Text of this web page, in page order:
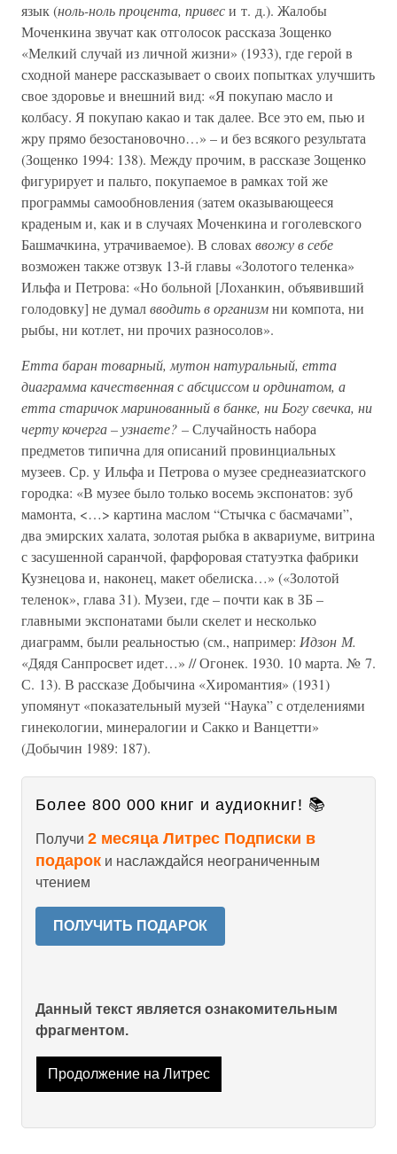
язык (ноль-ноль процента, привеси т. д.). Жалобы
Моченкина звучат как отголосок рассказа Зощенко
«Мелкий случай из личной жизни» (1933), где герой в
сходной манере рассказывает о своих попытках улучшить
свое здоровье и внешний вид: «Я покупаю масло и
колбасу. Я покупаю какао и так далее. Все это ем, пью и
жру прямо безостановочно…» – и без всякого результата
(Зощенко 1994: 138). Между прочим, в рассказе Зощенко
фигурирует и пальто, покупаемое в рамках той же
программы самообновления (затем оказывающееся
краденым и, как и в случаях Моченкина и гоголевского
Башмачкина, утрачиваемое). В словахввожу в себе
возможен также отзвук 13-й главы «Золотого теленка»
Ильфа и Петрова: «Но больной [Лоханкин, объявивший
голодовку] не думалвводить в организмни компота, ни
рыбы, ни котлет, ни прочих разносолов».
Етта баран товарный, мутон натуральный, етта
диаграмма качественная с абсциссом и ординатом, а
етта старичок маринованный в банке, ни Богу свечка, ни
черту кочерга – узнаете? –Случайность набора
предметов типична для описаний провинциальных
музеев. Ср. у Ильфа и Петрова о музее среднеазиатского
городка: «В музее было только восемь экспонатов: зуб
мамонта, <…> картина маслом “Стычка с басмачами”,
два эмирских халата, золотая рыбка в аквариуме, витрина
с засушенной саранчой, фарфоровая статуэтка фабрики
Кузнецова и, наконец, макет обелиска…» («Золотой
теленок», глава 31). Музеи, где – почти как в ЗБ –
главными экспонатами были скелет и несколько
диаграмм, были реальностью (см., например: Идзон М.
«Дядя Санпросвет идет…» // Огонек. 1930. 10 марта. № 7.
С. 13). В рассказе Добычина «Хиромантия» (1931)
упомянут «показательный музей “Наука” с отделениями
гинекологии, минералогии и Сакко и Ванцетти»
(Добычин 1989: 187).
Более 800 000 книг и аудиокниг! 📚
Получи 2 месяца Литрес Подписки в
подарок и наслаждайся неограниченным
чтением
ПОЛУЧИТЬ ПОДАРОК
Данный текст является ознакомительным
фрагментом.
Продолжение на Литрес